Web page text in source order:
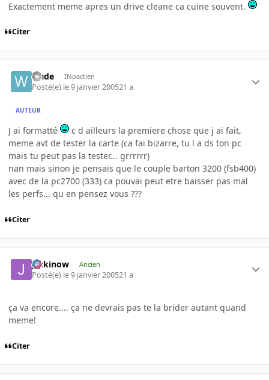
Exactement meme apres un drive cleane ca cuine souvent.
Citer
wade INpactien
Posté(e) le 9 janvier 200521 a
AUTEUR
J ai formatté
c d ailleurs la premiere chose que j ai fait,
meme avt de tester la carte (ca fai bizarre, tu l a ds ton pc
mais tu peut pas la tester... grrrrrr)
nan mais sinon je pensais que le couple barton 3200 (fsb400)
avec de la pc2700 (333) ca pouvai peut etre baisser pas mal
les perfs... qu en pensez vous ???
Citer
jackinow Ancien
Posté(e) le 9 janvier 200521 a
ça va encore.... ça ne devrais pas te la brider autant quand
meme!
Citer